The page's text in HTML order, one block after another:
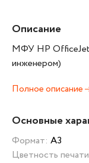
Описание
МФУ HP OfficeJet
инженером)
Полное описание
Основные
Формат: А3
Цветность